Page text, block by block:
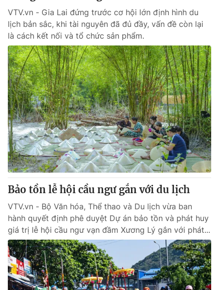
VTV.vn - Gia Lai đứng trước cơ hội lớn định hình du
lịch bản sắc, khi tài nguyên đã đủ đầy, vấn đề còn lại
là cách kết nối và tổ chức sản phẩm.
Bảo tồn lễ hội cầu ngư gắn với du lịch
VTV.vn - Bộ Văn hóa, Thể thao và Du lịch vừa ban
hành quyết định phê duyệt Dự án bảo tồn và phát huy
giá trị lễ hội cầu ngư vạn đầm Xương Lý gắn với phát...